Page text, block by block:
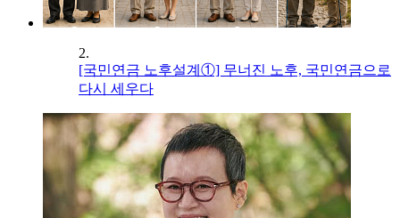
2.
[국민연금 노후설계①] 무너진 노후, 국민연금으로
다시 세우다